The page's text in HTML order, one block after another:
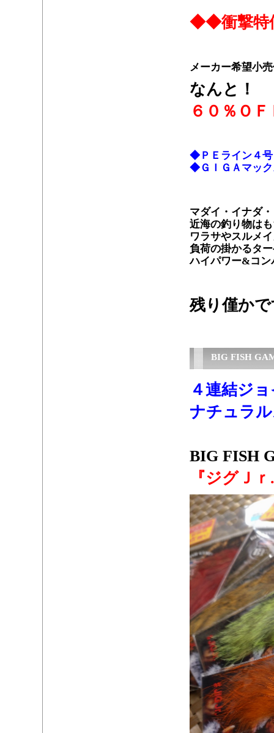
◆◆衝撃
メーカー希望小
なんと！
６０％Ｏ
◆ＰＥライン４
◆ＧＩＧＡマッ
マダイ・イナダ
近海の釣り物は
ワラサやスルメ
負荷の掛かるタ
ハイパワー&コン
残り僅か
BIG FISH
４連結ジ
ナチュラ
BIG FISH
『ジグＪ